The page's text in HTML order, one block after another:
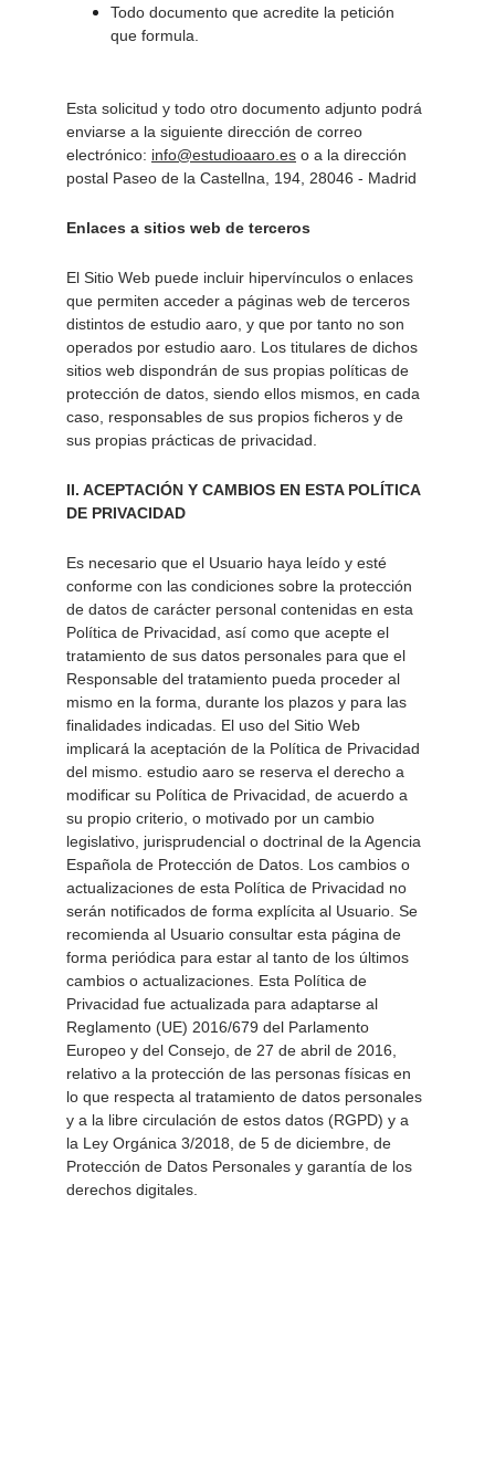
Todo documento que acredite la petición
que formula.
Esta solicitud y todo otro documento adjunto podrá
enviarse a la siguiente dirección de correo
electrónico: info@estudioaaro.es o a la dirección
postal Paseo de la Castellna, 194, 28046 - Madrid
Enlaces a sitios web de terceros
El Sitio Web puede incluir hipervínculos o enlaces
que permiten acceder a páginas web de terceros
distintos de estudio aaro, y que por tanto no son
operados por estudio aaro. Los titulares de dichos
sitios web dispondrán de sus propias políticas de
protección de datos, siendo ellos mismos, en cada
caso, responsables de sus propios ficheros y de
sus propias prácticas de privacidad.
II. ACEPTACIÓN Y CAMBIOS EN ESTA POLÍTICA
DE PRIVACIDAD
Es necesario que el Usuario haya leído y esté
conforme con las condiciones sobre la protección
de datos de carácter personal contenidas en esta
Política de Privacidad, así como que acepte el
tratamiento de sus datos personales para que el
Responsable del tratamiento pueda proceder al
mismo en la forma, durante los plazos y para las
finalidades indicadas. El uso del Sitio Web
implicará la aceptación de la Política de Privacidad
del mismo. estudio aaro se reserva el derecho a
modificar su Política de Privacidad, de acuerdo a
su propio criterio, o motivado por un cambio
legislativo, jurisprudencial o doctrinal de la Agencia
Española de Protección de Datos. Los cambios o
actualizaciones de esta Política de Privacidad no
serán notificados de forma explícita al Usuario. Se
recomienda al Usuario consultar esta página de
forma periódica para estar al tanto de los últimos
cambios o actualizaciones. Esta Política de
Privacidad fue actualizada para adaptarse al
Reglamento (UE) 2016/679 del Parlamento
Europeo y del Consejo, de 27 de abril de 2016,
relativo a la protección de las personas físicas en
lo que respecta al tratamiento de datos personales
y a la libre circulación de estos datos (RGPD) y a
la Ley Orgánica 3/2018, de 5 de diciembre, de
Protección de Datos Personales y garantía de los
derechos digitales.